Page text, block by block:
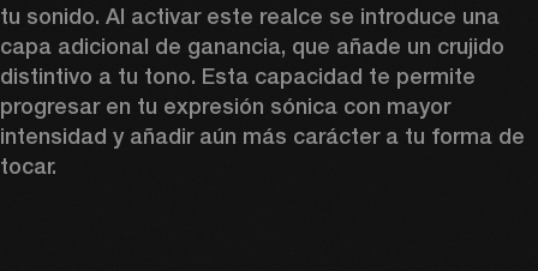
tu sonido. Al activar este realce se introduce una
capa adicional de ganancia, que añade un crujido
distintivo a tu tono. Esta capacidad te permite
progresar en tu expresión sónica con mayor
intensidad y añadir aún más carácter a tu forma de
tocar.